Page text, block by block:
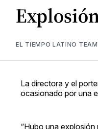
EL TIEMPO LATINO TEAM
La directora y el
ocasionado por una
“Hubo una